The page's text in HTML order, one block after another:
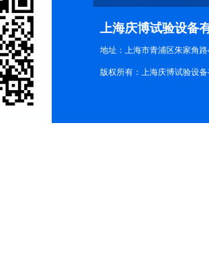
上海庆博试验设备
地址：上海市青浦区朱家角路
版权所有：上海庆博试验设